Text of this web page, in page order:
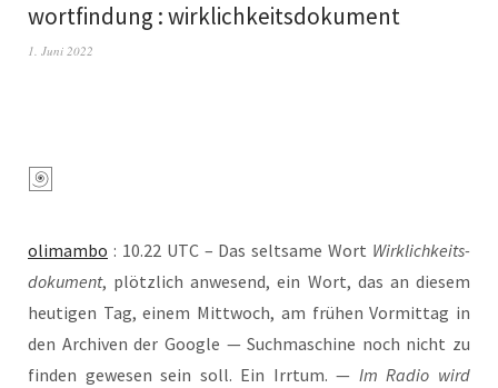
wortfindung : wirklichkeitsdokument
1. Juni 2022
oli­mam­bo : 10.22 UTC – Das selt­sa­me Wort Wirk­lich­keits­
do­ku­ment, plötz­lich anwe­send, ein Wort, das an die­sem
heu­ti­gen Tag, einem Mitt­woch, am frü­hen Vor­mit­tag in
den Archi­ven der Goog­le — Such­ma­schi­ne noch nicht zu
fin­den gewe­sen sein soll. Ein Irr­tum. — Im Radio wird